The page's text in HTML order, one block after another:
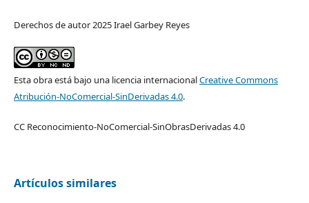
Derechos de autor 2025 Irael Garbey Reyes
Esta obra está bajo una licencia internacionalCreative Commons
Atribución-NoComercial-SinDerivadas 4.0.
CC Reconocimiento-NoComercial-SinObrasDerivadas 4.0
Artículos similares